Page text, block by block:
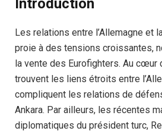
Introduction
Les relations entre l’Allemagne et
proie à des tensions croissantes,
la vente des Eurofighters. Au cœur
trouvent les liens étroits entre
compliquent les relations de
Ankara. Par ailleurs, les récentes
diplomatiques du président turc,